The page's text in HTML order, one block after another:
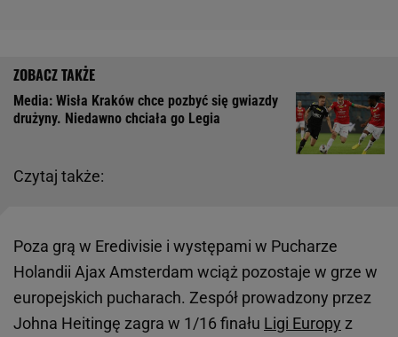
Czytaj także:
Media: Wisła Kraków chce pozbyć się gwiazdy
drużyny. Niedawno chciała go Legia
Poza grą w Eredivisie i występami w Pucharze
Holandii Ajax Amsterdam wciąż pozostaje w grze w
europejskich pucharach. Zespół prowadzony przez
Johna Heitingę zagra w 1/16 finału Ligi Europy z